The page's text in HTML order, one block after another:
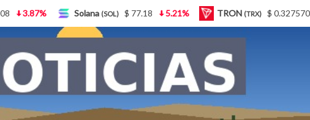
la Ley de Tierras: “Patria sí, colonia no”
“No queremos que se venda nuestra frontera”
5.21% TRON(TRX) $ 0.327570 0.95% Lido Staked Ether